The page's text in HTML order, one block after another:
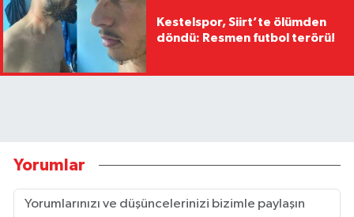
Kestelspor, Siirt’te ölümden
döndü: Resmen futbol terörü!
Yorumlar